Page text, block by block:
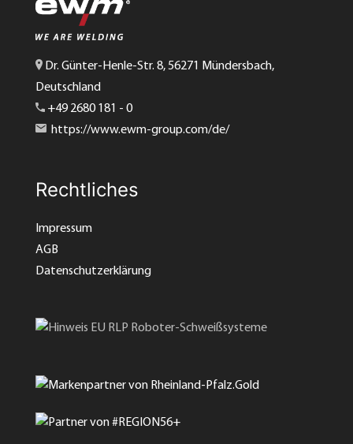
Dr. Günter-Henle-Str. 8, 56271 Mündersbach,
Deutschland
+49 2680 181 - 0
https://www.ewm-group.com/de/
Rechtliches
Impressum
AGB
Datenschutzerklärung